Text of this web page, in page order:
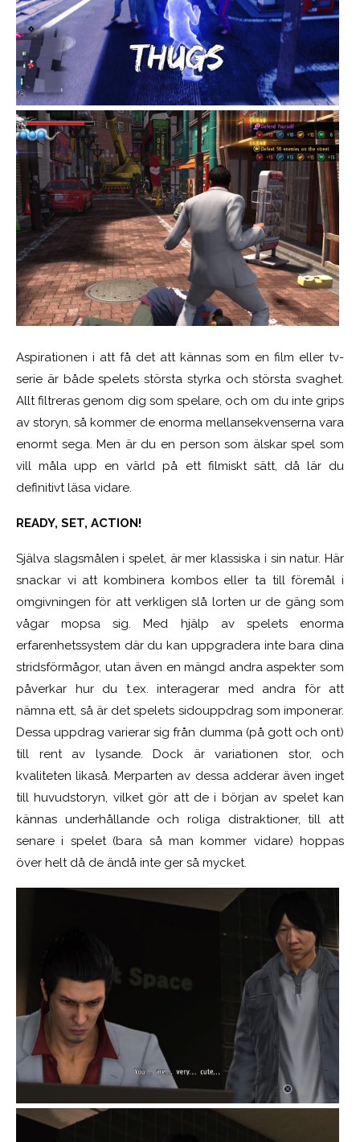
Aspirationen i att få det att kännas som en film eller tv-
serie är både spelets största styrka och största svaghet.
Allt filtreras genom dig som spelare, och om du inte grips
av storyn, så kommer de enorma mellansekvenserna vara
enormt sega. Men är du en person som älskar spel som
vill måla upp en värld på ett filmiskt sätt, då lär du
definitivt läsa vidare.
READY, SET, ACTION!
Själva slagsmålen i spelet, är mer klassiska i sin natur. Här
snackar vi att kombinera kombos eller ta till föremål i
omgivningen för att verkligen slå lorten ur de gäng som
vågar mopsa sig. Med hjälp av spelets enorma
erfarenhetssystem där du kan uppgradera inte bara dina
stridsförmågor, utan även en mängd andra aspekter som
påverkar hur du t.ex. interagerar med andra för att
nämna ett, så är det spelets sidouppdrag som imponerar.
Dessa uppdrag varierar sig från dumma (på gott och ont)
till rent av lysande. Dock är variationen stor, och
kvaliteten likaså. Merparten av dessa adderar även inget
till huvudstoryn, vilket gör att de i början av spelet kan
kännas underhållande och roliga distraktioner, till att
senare i spelet (bara så man kommer vidare) hoppas
över helt då de ändå inte ger så mycket.